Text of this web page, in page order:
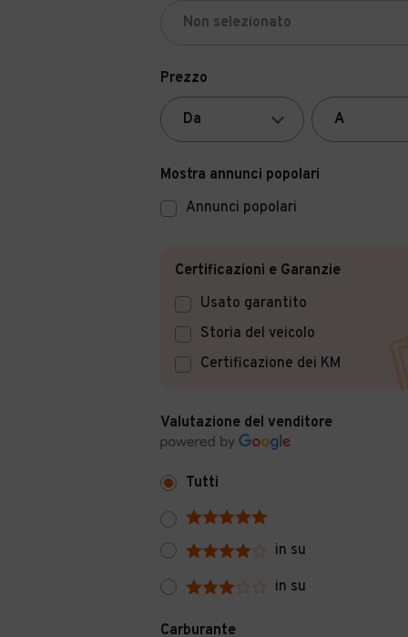
Prezzo
Mostra annunci popolari
Annunci popolari
Certificazioni e Garanzie
Usato garantito
Storia del veicolo
Certificazione dei KM
Valutazione del venditore
Tutti
in su
in su
Carburante